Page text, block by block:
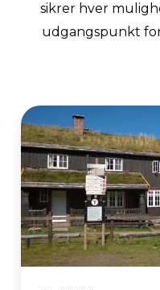
sikrer hver
udgangspunkt